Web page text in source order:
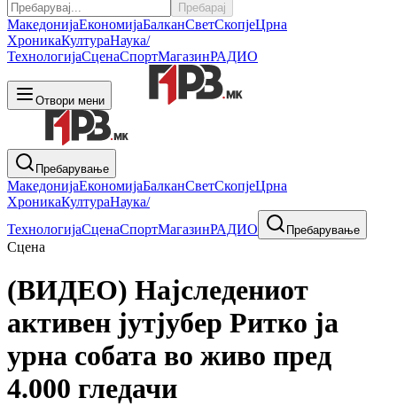
Пребарај
МакедонијаЕкономијаБалканСветСкопјеЦрна
ХроникаКултураНаука/
ТехнологијаСценаСпортМагазинРАДИО
Отвори мени
Пребарување
МакедонијаЕкономијаБалканСветСкопјеЦрна
ХроникаКултураНаука/
ТехнологијаСценаСпортМагазинРАДИО Пребарување
Сцена
(ВИДЕО) Најследениот
активен јутјубер Ритко ја
урна собата во живо пред
4.000 гледачи